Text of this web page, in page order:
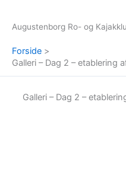
indholdet
Augustenborg Ro- og
Forside
Galleri – Dag 2 –
Galleri – Dag 2 –